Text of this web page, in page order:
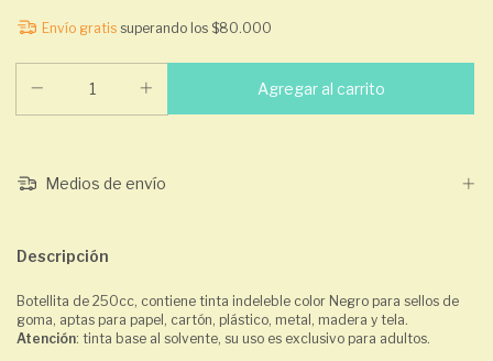
Envío gratis superando los $80.000
Medios de envío
Descripción
Botellita de 250cc, contiene tinta indeleble color Negro para sellos de
goma, aptas para papel, cartón, plástico, metal, madera y tela.
Atención: tinta base al solvente, su uso es exclusivo para adultos.